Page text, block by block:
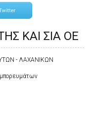
ΚΑΙ ΣΙΑ ΟΕ
- ΛΑΧΑΝΙΚΩΝ